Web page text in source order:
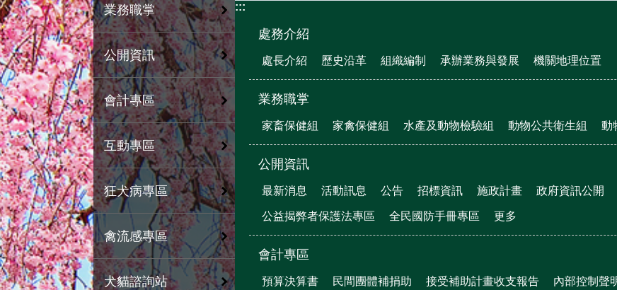
業務職掌
公開資訊
會計專區
互動專區
狂犬病專區
禽流感專區
犬貓諮詢站
:::
處務介紹
處長介紹 歷史沿革 組織編制 承辦業務與發展 機關地理位置
業務職掌
家畜保健組 家禽保健組 水產及動物檢驗組 動物公共衛生組 動
公開資訊
最新消息 活動訊息 公告 招標資訊 施政計畫 政府資訊公開
公益揭弊者保護法專區 全民國防手冊專區 更多
會計專區
預算決算書 民間團體補捐助 接受補助計畫收支報告 內部控制聲